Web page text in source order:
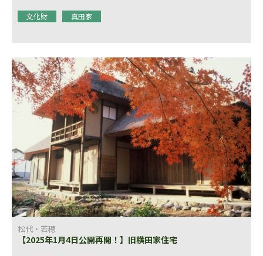
文化財 真田家
松代・若穂
【2025年1月4日公開再開！】旧横田家住宅